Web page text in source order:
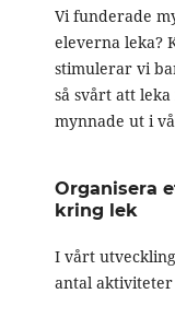
Vi funderade
eleverna leka?
stimulerar vi
så svårt att
mynnade ut i
Organisera
kring lek
I vårt
antal